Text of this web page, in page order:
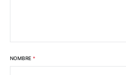
NOMBRE *